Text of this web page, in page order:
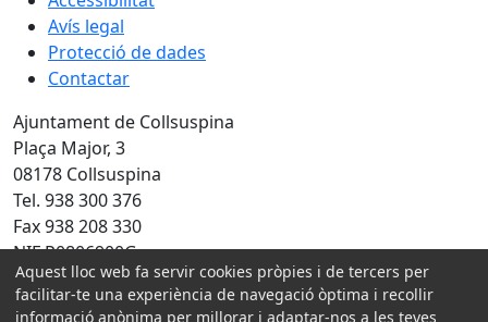
Avís legal
Protecció de dades
Contactar
Ajuntament de Collsuspina
Plaça Major, 3
08178 Collsuspina
Tel. 938 300 376
Fax 938 208 330
NIF P0806900G
Amb la col·laboració de:
Aquest lloc web fa servir cookies pròpies i de tercers per
facilitar-te una experiència de navegació òptima i recollir
informació anònima per millorar i adaptar-nos a les teves